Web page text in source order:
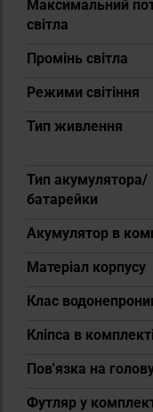
Максимальний
світла
Промінь світла
Режими світіння
Тип живлення
Тип акумулятора/
батарейки
Акумулятор в
Матеріал корпусу
Клас
Кліпса в комплекті
Пов'язка на
Футляр у